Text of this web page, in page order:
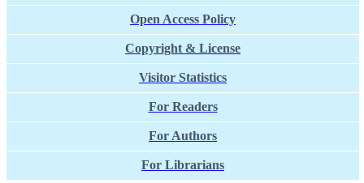
Open Access Policy
Copyright & License
Visitor Statistics
For Readers
For Authors
For Librarians